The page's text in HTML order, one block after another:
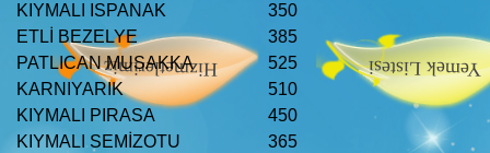
Hizmetlerimiz
Hizmetlerimiz
Yemek Listesi
Yemek Listesi
KIYMALI ISPANAK
350
ETLİ BEZELYE
385
PATLICAN MUSAKKA
525
KARNIYARIK
510
KIYMALI PIRASA
450
KIYMALI SEMİZOTU
365